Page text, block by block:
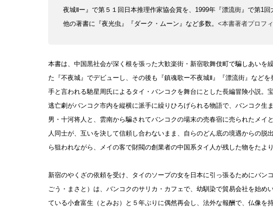
夜城Ⅱー』で第５１回日本推理作家協会賞を、1999年『漂流街』で第1
他の著書に『夜光虫』『ダーク・ムーン』など多数。 <本書著者プロフ
本書は、中国黒社会が深く根を張った大歓楽街・新宿歌舞伎町で騙しあいを
た『不夜城』でデビューし、その後も『鎮魂歌ー不夜城Ⅱ』『漂流街』など
手と言われる馳星周氏によるタイ・バンコクを舞台にとした長編冒険小説。
逃亡劇がバンコク市内を縦横に派手に繰りひろげられる物語で、バンコク生
男・十河将人と、雲南から騙されてバンコクの場末の売春宿に売られたメイ
人同士が、互いを決して信頼し合わないまま、自らのどん底の境遇からの脱
ら狙われながら、メイの客で財閥の創業者の中国系タイ人が残した物をたよ
新宿のやくざの依頼を受け、タイのソープの女を日本に引っ張るためにバン
ごう・まさと）は、バンコクのサリカ・カフェで、幼馴染で貿易会社を始め
ている小倉富生（とみお）と５年ぶりに偶然再会し、法外な報酬で、仏像を